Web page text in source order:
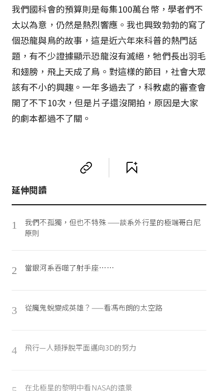
我們國科會的預算則是每集100萬台幣，學者們不
太以為意，仍然是熱烈響應。我也興致勃勃的寫了
個恐龍與鳥的故事，這是近六年來科普的熱門話
題，有不少證據顯示恐龍沒有滅絕，牠們長出羽毛
和翅膀，飛上天成了鳥。對這樣的節目，社會大眾
該有不小的興趣。一年多過去了，科教處的審查會
開了不下10次，但是片子還沒開拍，原因是大家
的劇本都過不了關。
延伸閱讀
1
我們不孤獨，但也不特殊 ——談系外行星的極端哥白尼
原則
2 當銀河系吞噬了射手座……
3 從魔鬼蛻變成英雄？——看馮布朗的太空路
4 飛行—人類掙脫平面邁向3D的努力
在北極星的黎明中看NASA的遠景